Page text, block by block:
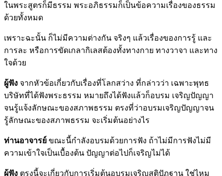
ในพระสูตรก็มีธรรม พระอภิธรรมก็เป็นข้อความเรื่องของธรรม
ด้วยทั้งหมด
เพราะฉะนั้น ก็ไม่มีความต่างกัน จริงๆ แล้วเรื่องของการรู้ และ
การละ หรือการขัดเกลากิเลสต้องทั้งทางกาย ทางวาจา และทาง
ใจด้วย
ผู้ฟัง จากหัวข้อเกี่ยวกับเรื่องที่โลกสว่าง ที่กล่าวว่า เฉพาะพุทธ
บริษัทที่ได้ฟังพระธรรม หมายถึงได้ฟังแล้วก็อบรม เจริญปัญญา
จนรู้แจ้งลักษณะของสภาพธรรม ตรงที่ว่าอบรมเจริญปัญญาจน
รู้ลักษณะของสภาพธรรม จะเริ่มต้นอย่างไร
ท่านอาจารย์ ขณะนี้กำลังอบรมด้วยการฟัง ถ้าไม่มีการฟังไม่มี
ความเข้าใจเป็นเบื้องต้น ปัญญาต่อไปก็เจริญไม่ได้
ผู้ฟัง ตรงนี้จะเกี่ยวกับการเริ่มต้นอบรมเจริญสติปัฏฐาน ใช่ไหม